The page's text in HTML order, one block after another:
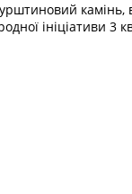
камінь,
ініціативи 3